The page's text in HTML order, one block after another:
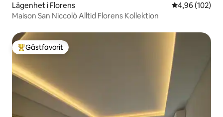
Lägenhet i Florens 4,96 av 5 i
4,96 (102)
Maison San Niccolò Alltid Florens Kollektion
Populär gästfavorit
Gästfavorit